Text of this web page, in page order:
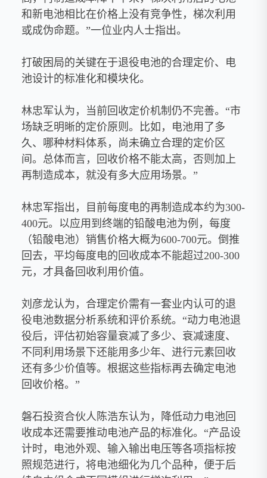
和新电池相比在价格上没有竞争性，梯次利用
或成伪命题。”一位业内人士指出。
打破困局的关键在于退役电池的合理定价、电
池设计的标准化和模块化。
林忠军认为，当前回收定价机制仍不完善。“市
场缺乏明晰的定价原则。比如，电池用了多
久、哪种材料体系，尚未确立合理的定价区
间。总体而言，回收价格不能太高，否则加上
再制造成本，就没有多大应用场景。”
林忠军指出，目前每度电的再制造成本约为300-
400元。以应用到终端的铅酸电池为例，每度
（铅酸电池）销售价格大概为600-700元。倒推
回去，平均每度电的回收成本不能超过200-300
元，才具备回收利用价值。
刘彦龙认为，合理定价需有一套业内认可的退
役电池数据分析系统和评价系统。“动力电池退
役后，评估初始容量衰减了多少、衰减速度、
不同利用场景下还能用多少年、进行元素回收
还有多少价值等。根据这些指标再去确定电池
回收价格。”
磐石投资合伙人陈浩东认为，降低动力电池回
收成本还需要推动电池产品的标准化。“产品设
计时，电池外观、输入输出电压等各项指标按
照规范进行，将电池细化为几个品种，便于后